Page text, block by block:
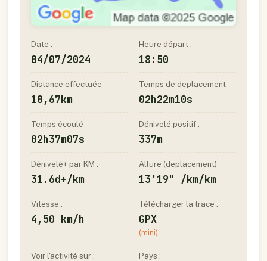
Date :
04/07/2024
Heure départ :
18:50
Distance effectuée
10,67km
Temps de deplacement
02h22m10s
Temps écoulé
02h37m07s
Dénivelé positif :
337m
Dénivelé+ par KM :
31.6d+/km
Allure (deplacement)
13'19" /km/km
Vitesse :
4,50 km/h
Télécharger la trace :
GPX
(mini)
Voir l'activité sur : Pays :